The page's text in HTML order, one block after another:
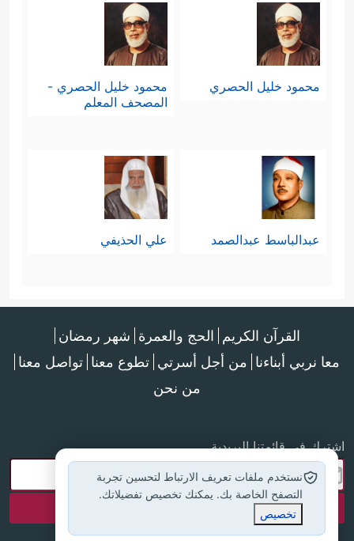
محمود خليل الحصري
محمود خليل الحصري -
المصحف المعلم
عبدالباسط عبدالصمد علي الحذيفي
القرآن الكريم الحج والعمرة شهر رمضان
معا نربي أبناءنا من أجل أسرتي تطوع معنا تواصل معنا
من نحن
اشترك في قائمتنا البريدية
نستخدم ملفات تعريف الارتباط لتحسين تجربة
التصفح الخاصة بك. يمكنك تخصيص تفضيلاتك.
تخصيص